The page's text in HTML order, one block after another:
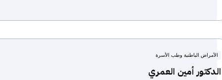
الأمراض الباطنية وطب الأسرة
الدكتور أمين العمري